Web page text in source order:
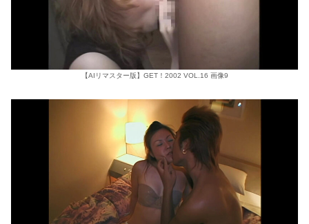
【AIリマスター版】GET！2002 VOL.16 画像9